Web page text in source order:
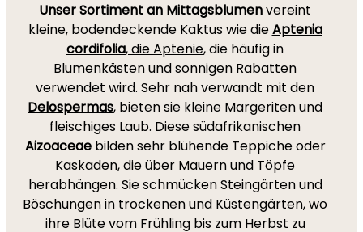
Unser Sortiment an Mittagsblumenvereint
kleine, bodendeckende Kaktus wie dieAptenia
cordifolia, die Aptenie, die häufig in
Blumenkästen und sonnigen Rabatten
verwendet wird. Sehr nah verwandt mit den
Delospermas, bieten sie kleine Margeriten und
fleischiges Laub. Diese südafrikanischen
Aizoaceaebilden sehr blühende Teppiche oder
Kaskaden, die über Mauern und Töpfe
herabhängen. Sie schmücken Steingärten und
Böschungen in trockenen und Küstengärten, wo
ihre Blüte vom Frühling bis zum Herbst zu